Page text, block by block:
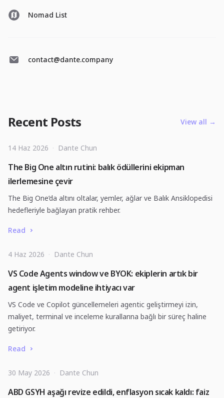
Nomad List
contact@dante.company
Recent Posts View all →
The Big One altın rutini: balık ödüllerini ekipman
ilerlemesine çevir
14 Haz 2026 · Dante Chun
The Big One’da altını oltalar, yemler, ağlar ve Balık Ansiklopedisi
hedefleriyle bağlayan pratik rehber.
Read
VS Code Agents window ve BYOK: ekiplerin artık bir
agent işletim modeline ihtiyacı var
4 Haz 2026 · Dante Chun
VS Code ve Copilot güncellemeleri agentic geliştirmeyi izin,
maliyet, terminal ve inceleme kurallarına bağlı bir süreç haline
getiriyor.
Read
ABD GSYH aşağı revize edildi, enflasyon sıcak kaldı: faiz
30 May 2026 · Dante Chun